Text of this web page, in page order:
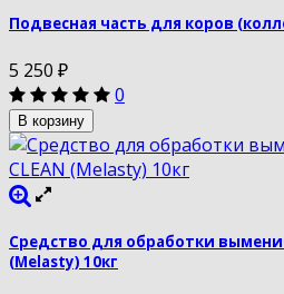
Подвесная часть для коров
5 250 ₽
0
В корзину
Средство для обработки вымени
(Melasty) 10кг